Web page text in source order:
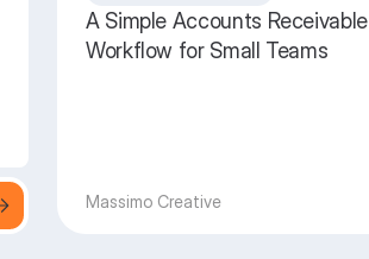
A Simple Accounts Receivable
Workflow for Small Teams
Massimo Creative